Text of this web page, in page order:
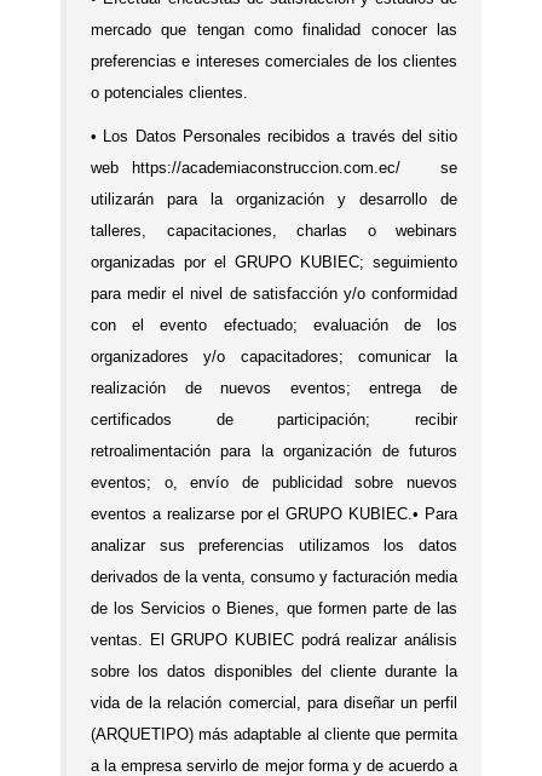
mercado que tengan como finalidad conocer las
preferencias e intereses comerciales de los clientes
o potenciales clientes.
• Los Datos Personales recibidos a través del sitio
web
https://academiaconstruccion.com.ec/ se
utilizarán para la organización y desarrollo de
talleres, capacitaciones, charlas o webinars
organizadas por el GRUPO KUBIEC; seguimiento
para medir el nivel de satisfacción y/o conformidad
con el evento efectuado; evaluación de los
organizadores y/o capacitadores; comunicar la
realización de nuevos eventos; entrega de
certificados de participación; recibir
retroalimentación para la organización de futuros
eventos; o, envío de publicidad sobre nuevos
eventos a realizarse por el GRUPO KUBIEC.• Para
analizar sus preferencias utilizamos los datos
derivados de la venta, consumo y facturación media
de los Servicios o Bienes, que formen parte de las
ventas. El GRUPO KUBIEC podrá realizar análisis
sobre los datos disponibles del cliente durante la
vida de la relación comercial, para diseñar un perfil
(ARQUETIPO) más adaptable al cliente que permita
a la empresa servirlo de mejor forma y de acuerdo a